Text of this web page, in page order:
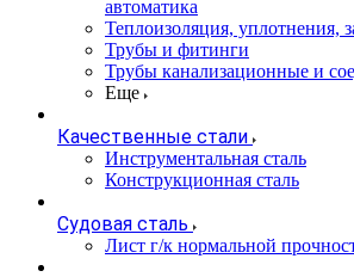
автоматика
Теплоизоляция, уплотнения,
Трубы и фитинги
Трубы канализационные и
Еще
Качественные стали
Инструментальная сталь
Конструкционная сталь
Судовая сталь
Лист г/к нормальной